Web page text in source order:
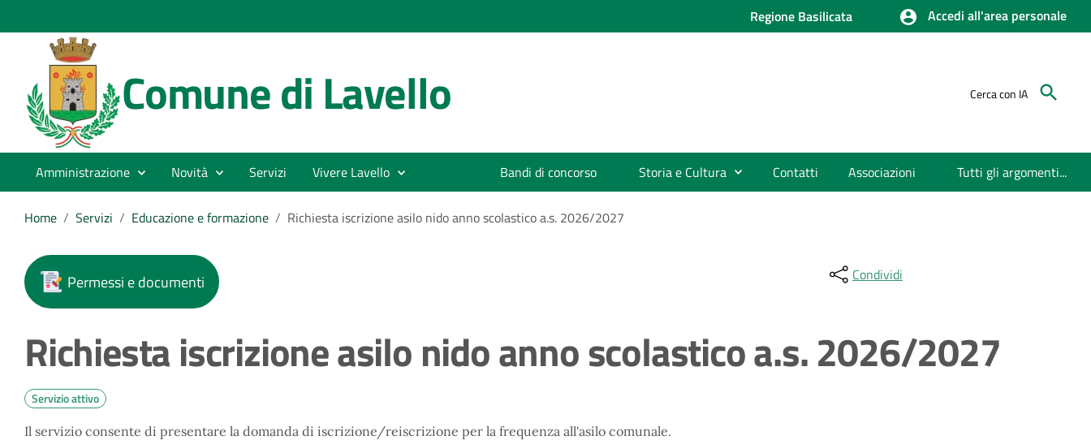
Regione Basilicata Accedi all'area personale
Comune di Lavello Cerca con IA
Amministrazione Novità Servizi Vivere Lavello Bandi di concorso Storia e Cultura Contatti Associazioni Tutti gli argomenti...
Home / Servizi / Educazione e formazione / Richiesta iscrizione asilo nido anno scolastico a.s. 2026/2027
Permessi e documenti Condividi
Richiesta iscrizione asilo nido anno scolastico a.s. 2026/2027
Servizio attivo
Il servizio consente di presentare la domanda di iscrizione/reiscrizione per la frequenza all'asilo comunale.